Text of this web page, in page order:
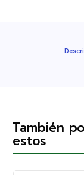
También
estos